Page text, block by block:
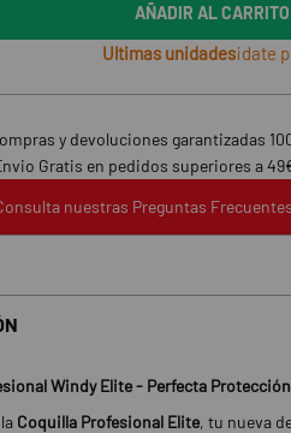
AÑADIR AL CARRITO
Ultimas unidades¡date
y devoluciones garantizadas
Gratis en pedidos superiores a
nuestras Preguntas Frecuentes
Windy Elite - Perfecta
Coquilla Profesional Elite, tu nueva